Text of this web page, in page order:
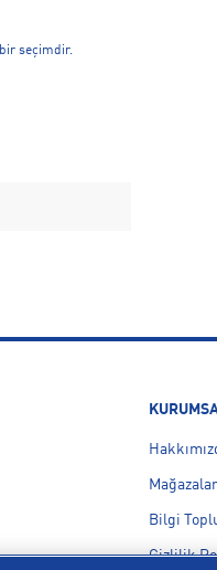
seçimdir.
Bilgi
Gizlilik